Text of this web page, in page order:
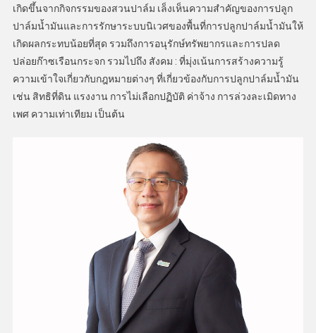
เกิดขึ้นจากกิจกรรมของสวนปาล์ม เล็งเห็นความสำคัญของการปลูก
ปาล์มน้ำมันและการรักษาระบบนิเวศของพื้นที่การปลูกปาล์มน้ำมันให้
เกิดผลกระทบน้อยที่สุด รวมถึงการอนุรักษ์ทรัพยากรและการปลด
ปล่อยก๊าซเรือนกระจก รวมไปถึง สังคม : ที่มุ่งเน้นการสร้างความรู้
ความเข้าใจเกี่ยวกับกฎหมายต่างๆ ที่เกี่ยวข้องกับการปลูกปาล์มน้ำมัน
เช่น สิทธิที่ดิน แรงงาน การไม่เลือกปฏิบัติ ค่าจ้าง การล่วงละเมิดทาง
เพศ ความเท่าเทียม เป็นต้น